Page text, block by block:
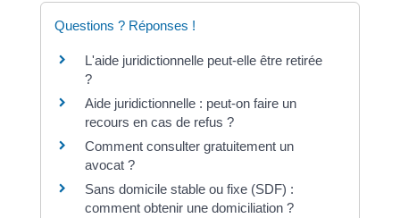
Questions ? Réponses !
L'aide juridictionnelle peut-elle être retirée
?
Aide juridictionnelle : peut-on faire un
recours en cas de refus ?
Comment consulter gratuitement un
avocat ?
Sans domicile stable ou fixe (SDF) :
comment obtenir une domiciliation ?